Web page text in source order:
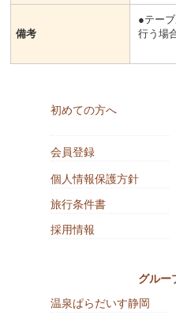
備考
●テー
行う場
初めての方へ
会員登録
個人情報保護方針
旅行条件書
採用情報
グルー
温泉ぱらだいす静岡